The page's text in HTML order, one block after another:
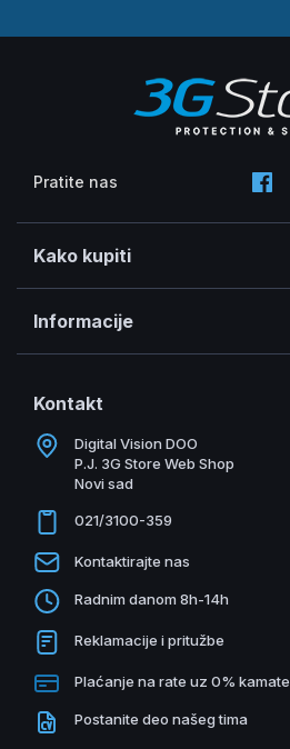
Pratite nas
Kako kupiti
Informacije
Kontakt
Digital Vision DOO
P.J. 3G Store Web Shop
Novi sad
021/3100-359
Kontaktirajte nas
Radnim danom 8h-14h
Reklamacije i pritužbe
Plaćanje na rate uz 0% kamate
Postanite deo našeg tima